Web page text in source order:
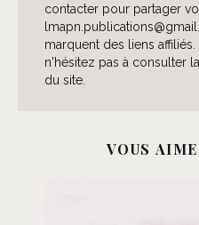
contacter pour partager
marquent des liens
n'hésitez pas à consulter
du site.
VOUS